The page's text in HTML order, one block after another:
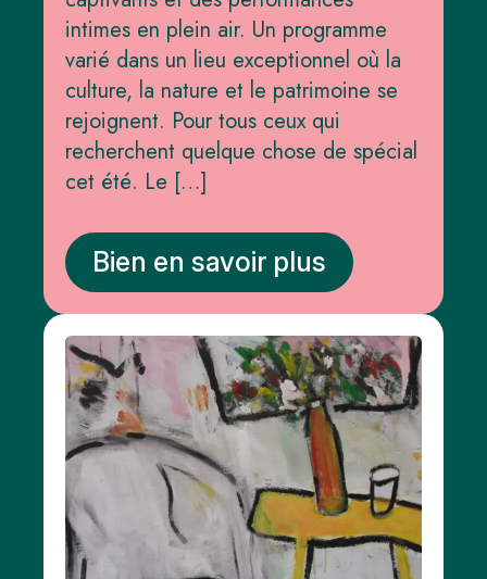
culture
Visites
ville
Art
public
Monuments
Bataille
de
l'Escaut
Ici,
vous
intimes en plein air. Un programme
varié dans un lieu exceptionnel où la
culture, la nature et le patrimoine se
rejoignent. Pour tous ceux qui
recherchent quelque chose de spécial
cet été. Le […]
Bien en savoir plus